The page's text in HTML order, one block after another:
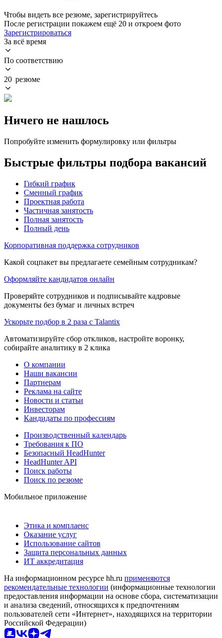
Чтобы видеть все резюме, зарегистрируйтесь
После регистрации покажем ещё 20 и откроем фото
Зарегистрироваться
За всё время
По соответствию
20 резюме
Ничего не нашлось
Попробуйте изменить формулировку или фильтры
Быстрые фильтры подбора вакансий
Гибкий график
Сменный график
Проектная работа
Частичная занятость
Полная занятость
Полный день
Корпоративная поддержка сотрудников
Какой соцпакет вы предлагаете семейным сотрудникам?
Оформляйте кандидатов онлайн
Проверяйте сотрудников и подписывайте кадровые
документы без бумаг и личных встреч
Ускорьте подбор в 2 раза с Talantix
Автоматизируйте сбор откликов, настройте воронку,
собирайте аналитику в 2 клика
О компании
Наши вакансии
Партнерам
Реклама на сайте
Новости и статьи
Инвесторам
Кандидаты по профессиям
Производственный календарь
Требования к ПО
Безопасный HeadHunter
HeadHunter API
Поиск работы
Поиск по резюме
Мобильное приложение
Этика и комплаенс
Оказание услуг
Использование сайтов
Защита персональных данных
ИТ аккредитация
На информационном ресурсе hh.ru применяются
рекомендательные технологии (информационные технологии
предоставления информации на основе сбора, систематизации
и анализа сведений, относящихся к предпочтениям
пользователей сети «Интернет», находящихся на территории
Российской Федерации)